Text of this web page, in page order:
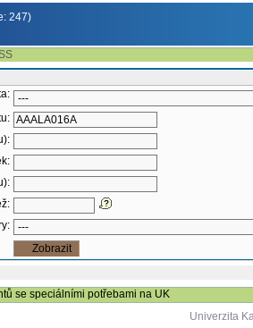
247)
se speciálními potřebami na UK
Univerzita